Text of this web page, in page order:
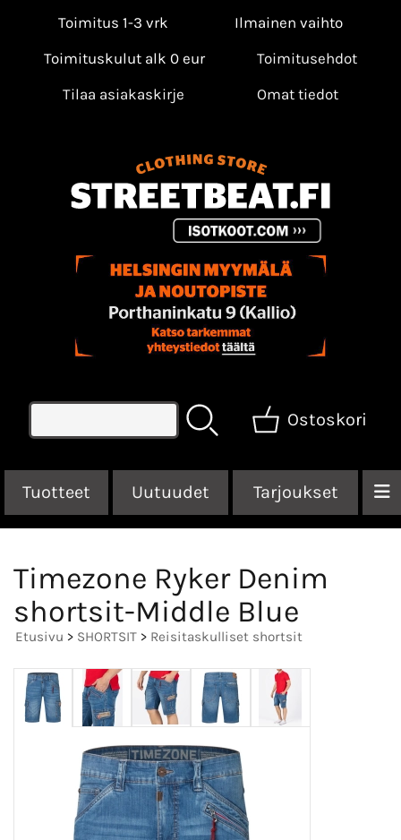
Toimitus 1-3 vrk
Ilmainen vaihto
Toimituskulut alk 0 eur
Toimitusehdot
Tilaa asiakaskirje
Omat tiedot
Ostoskori
Tuotteet Uutuudet Tarjoukset
Timezone Ryker Denim
shortsit-Middle Blue
Etusivu > SHORTSIT > Reisitaskulliset shortsit